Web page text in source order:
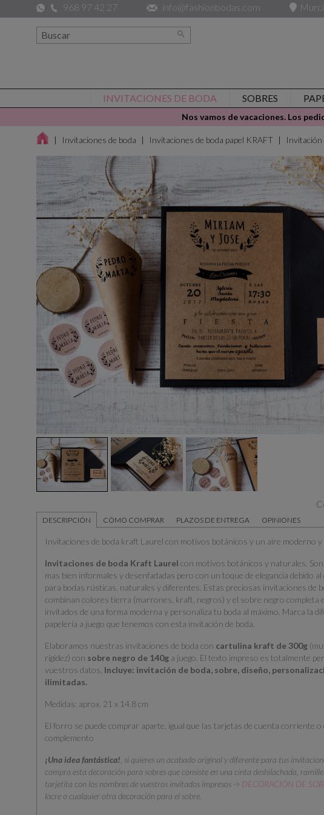
968 97 42 27 info@fashionbodas.com

INVITACIONES DE BODA SOBRES
Nos vamos de vacaciones. Los
Invitaciones de boda Invitaciones de boda papel KRAFT Invitación
DESCRIPCIÓN CÓMO COMPRAR PLAZOS DE ENTREGA OPINIONES
Invitaciones de boda kraft Laurel con motivos botánicos y un aire moderno
Invitaciones de boda Kraft Laurel con motivos botánicos y naturales.
mas bien informales y desenfadadas pero con un toque de elegancia debido
para bodas rústicas, naturales y diferentes. Estas preciosas invitaciones de
combinan colores tierra (marrones, kraft, negros) y el sobre negro completa
invitados de una forma moderna y personaliza tu boda al máximo. Marca la
papelería a juego que tenemos con esta invitación de boda.
Elaboramos nuestras invitaciones de boda con cartulina kraft de 300g
rigidez) con sobre negro de 140g a juego. El texto impreso es totalmente
vuestros datos. Incluye: invitación de boda, sobre, diseño,
ilimitadas.
Medidas: aprox. 21 x 14,8 cm
El forro se puede comprar aparte, igual que las tarjetas de cuenta corriente o
complemento
¡Una idea fantástica! si quieres un acabado original y diferente para tus
compra esta decoración para sobres que consiste en una cinta deshilachada,
tarjetita con los nombres de vuestros invitados impresos -> DECORACIÓN DE
lacre o cualquier otra decoración para el sobre.